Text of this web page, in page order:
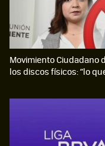
Movimiento Ciudadano
los discos físicos: “lo